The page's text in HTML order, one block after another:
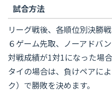
試合方法
リーグ戦後、各順位別決勝戦
６ゲーム先取、ノーアドバ
対戦成績が1対1になった場
タイの場合は、負けペアに
ク）で勝敗を決めます。